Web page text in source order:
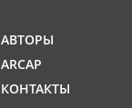
АВТОРЫ
ARCAP
КОНТАКТЫ